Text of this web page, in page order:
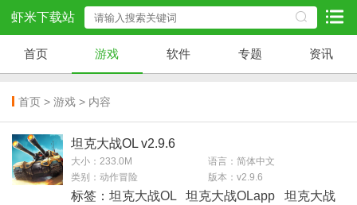
虾米下载站
首页 游戏 软件 专题 资讯
首页 > 游戏 > 内容
坦克大战OL v2.9.6
大小：233.0M
语言：简体中文
类别：动作冒险
版本：v2.9.6
标签： 坦克大战OL 坦克大战OLapp
坦克大战